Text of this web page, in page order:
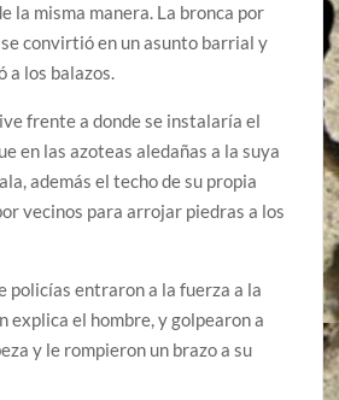
la misma manera. La bronca por
se convirtió en un asunto barrial y
a los balazos.
frente a donde se instalaría el
en las azoteas aledañas a la suya
además el techo de su propia
vecinos para arrojar piedras a los
policías entraron a la fuerza a la
explica el hombre, y golpearon a
y le rompieron un brazo a su